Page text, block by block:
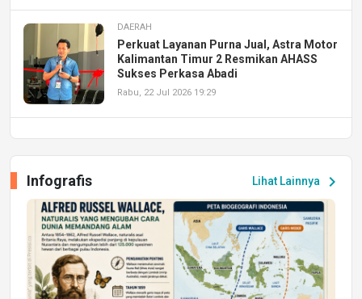
DAERAH
Perkuat Layanan Purna Jual, Astra Motor
Kalimantan Timur 2 Resmikan AHASS
Sukses Perkasa Abadi
Rabu, 22 Jul 2026 19:29
Peluang Kerja dan Magang
Jumat, 17 Jul 2026 22:30
DAERAH
Astra Motor Kalimantan Timur 2 Dukung
Mahasiswa Samarinda dalam Astra
Honda SDGs Future Leaders 2026
Lihat Lainnya chevron_right
Infografis